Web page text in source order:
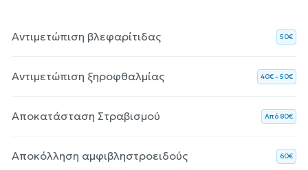
Αντιμετώπιση βλεφαρίτιδας 50€
Αντιμετώπιση ξηροφθαλμίας 40€ – 50€
Αποκατάσταση Στραβισμού Aπό 80€
Αποκόλληση αμφιβληστροειδούς 60€